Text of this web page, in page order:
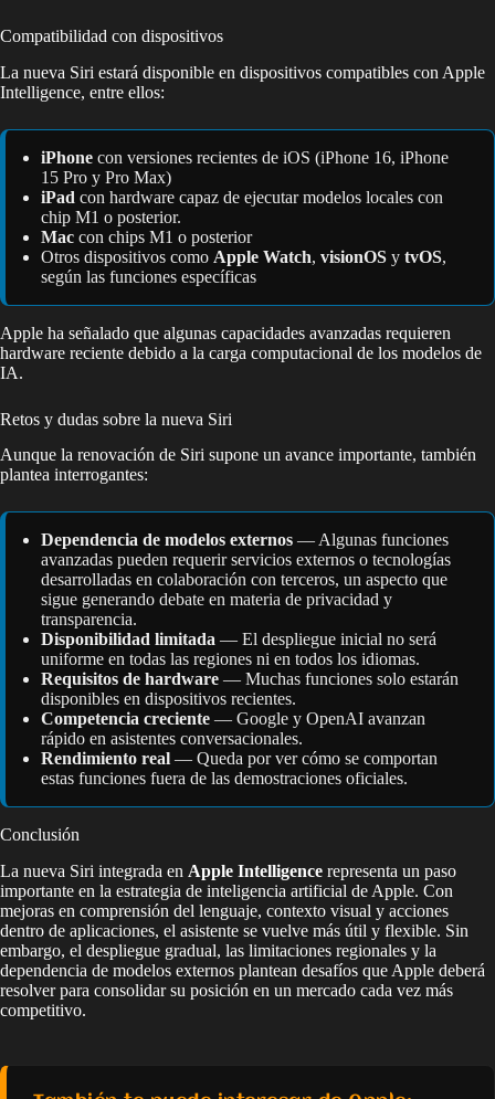
Compatibilidad con dispositivos
La nueva Siri estará disponible en dispositivos compatibles con Apple
Intelligence, entre ellos:
iPhone con versiones recientes de iOS (iPhone 16, iPhone
15 Pro y Pro Max)
iPad con hardware capaz de ejecutar modelos locales con
chip M1 o posterior.
Mac con chips M1 o posterior
Otros dispositivos como Apple Watch, visionOS y tvOS,
según las funciones específicas
Apple ha señalado que algunas capacidades avanzadas requieren
hardware reciente debido a la carga computacional de los modelos de
IA.
Retos y dudas sobre la nueva Siri
Aunque la renovación de Siri supone un avance importante, también
plantea interrogantes:
Dependencia de modelos externos — Algunas funciones
avanzadas pueden requerir servicios externos o tecnologías
desarrolladas en colaboración con terceros, un aspecto que
sigue generando debate en materia de privacidad y
transparencia.
Disponibilidad limitada — El despliegue inicial no será
uniforme en todas las regiones ni en todos los idiomas.
Requisitos de hardware — Muchas funciones solo estarán
disponibles en dispositivos recientes.
Competencia creciente — Google y OpenAI avanzan
rápido en asistentes conversacionales.
Rendimiento real — Queda por ver cómo se comportan
estas funciones fuera de las demostraciones oficiales.
Conclusión
La nueva Siri integrada en Apple Intelligence representa un paso
importante en la estrategia de inteligencia artificial de Apple. Con
mejoras en comprensión del lenguaje, contexto visual y acciones
dentro de aplicaciones, el asistente se vuelve más útil y flexible. Sin
embargo, el despliegue gradual, las limitaciones regionales y la
dependencia de modelos externos plantean desafíos que Apple deberá
resolver para consolidar su posición en un mercado cada vez más
competitivo.